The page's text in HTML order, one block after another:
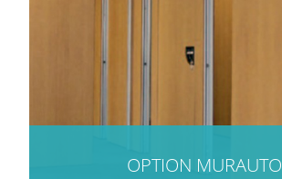
OPTION MURAUTO